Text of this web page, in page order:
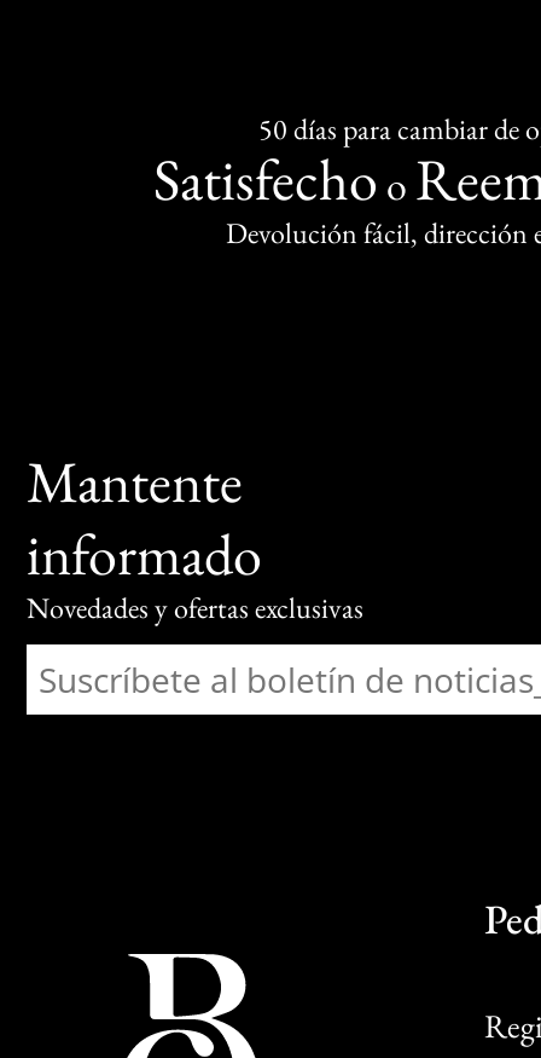
50 días para cambiar de
Satisfecho o
Devolución fácil, dirección
Mantente
informado
Novedades y ofertas exclusivas